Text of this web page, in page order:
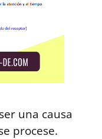
una causa
procese.